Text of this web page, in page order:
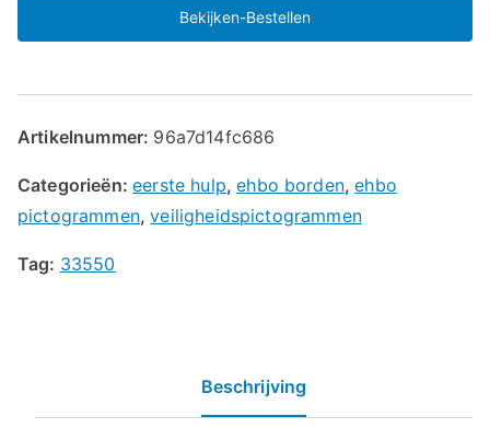
Bekijken-Bestellen
Artikelnummer: 96a7d14fc686
Categorieën:eerste hulp,ehbo borden,ehbo
pictogrammen,veiligheidspictogrammen
Tag: 33550
Beschrijving